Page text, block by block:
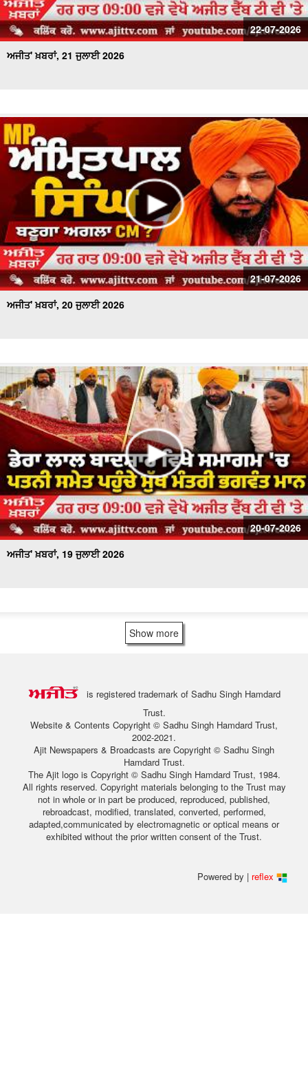
22-07-2026
ਅਜੀਤ' ਖ਼ਬਰਾਂ, 21 ਜੁਲਾਈ 2026
21-07-2026
ਅਜੀਤ' ਖ਼ਬਰਾਂ, 20 ਜੁਲਾਈ 2026
20-07-2026
ਅਜੀਤ' ਖ਼ਬਰਾਂ, 19 ਜੁਲਾਈ 2026
Show more
is registered trademark of Sadhu Singh Hamdard
Trust.
Website & Contents Copyright © Sadhu Singh Hamdard Trust,
2002-2021.
Ajit Newspapers & Broadcasts are Copyright © Sadhu Singh
Hamdard Trust.
The Ajit logo is Copyright © Sadhu Singh Hamdard Trust, 1984.
All rights reserved. Copyright materials belonging to the Trust may
not in whole or in part be produced, reproduced, published,
rebroadcast, modified, translated, converted, performed,
adapted,communicated by electromagnetic or optical means or
exhibited without the prior written consent of the Trust.
Powered by | reflex